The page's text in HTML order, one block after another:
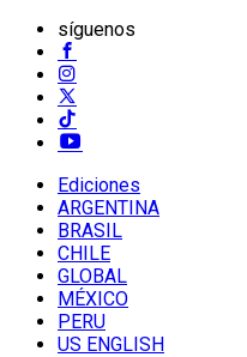
síguenos
Ediciones
ARGENTINA
BRASIL
CHILE
GLOBAL
MÉXICO
PERU
US ENGLISH